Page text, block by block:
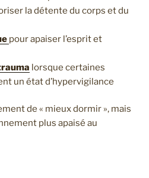
la détente du corps et du
pour apaiser l’esprit et
lorsque certaines
un état d’hypervigilance
de « mieux dormir », mais
plus apaisé au